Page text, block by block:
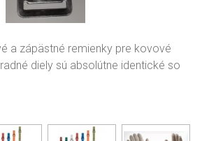
a zápästné remienky pre kovové
diely sú absolútne identické so